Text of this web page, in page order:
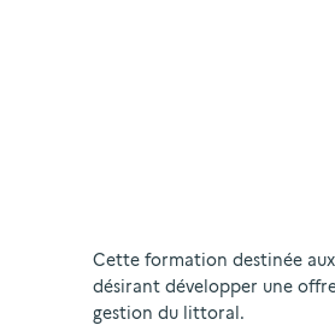
Cette formation destinée
désirant développer une
gestion du littoral.